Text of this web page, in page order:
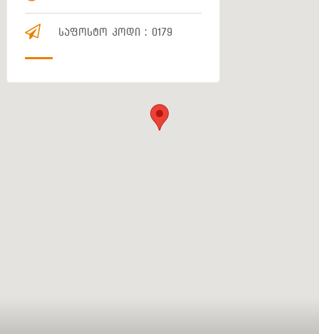
ᲡᲐᲤᲝᲡᲢᲝ ᲙᲝᲓᲘ : 0179